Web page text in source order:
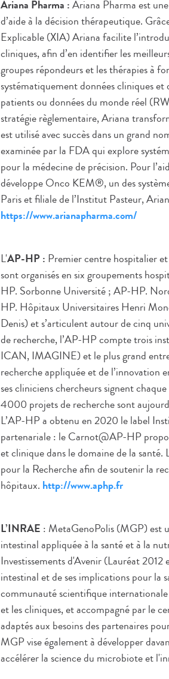
Ariana Pharma :Ariana Pharma est
d’aide à la décision thérapeutique.
Explicable (XIA) Ariana facilite
cliniques, afin d’en identifier les
groupes répondeurs et les thérapies à
systématiquement données cliniques
patients ou données du monde réel
stratégie règlementaire, Ariana
est utilisé avec succès dans un grand
examinée par la FDA qui explore
pour la médecine de précision. Pour
développe Onco KEM®, un des
Paris et filiale de l’Institut Pasteur,
https://www.arianapharma.com/
L'AP-HP : Premier centre hospitalier
sont organisés en six groupements
HP. Sorbonne Université ; AP-HP.
HP. Hôpitaux Universitaires Henri
Denis) et s’articulent autour de cinq
de recherche, l’AP-HP compte trois
ICAN, IMAGINE) et le plus grand
recherche appliquée et de
ses cliniciens chercheurs signent
4000 projets de recherche sont
L’AP-HP a obtenu en 2020 le label
partenariale : le Carnot@AP-HP
et clinique dans le domaine de la
pour la Recherche afin de soutenir la
hôpitaux. http://www.aphp.fr
L’INRAE : MetaGenoPolis (MGP) est
intestinal appliquée à la santé et à la
Investissements d'Avenir (Lauréat
intestinal et de ses implications pour la
communauté scientifique
et les cliniques, et accompagné par le
adaptés aux besoins des partenaires
MGP vise également à développer
accélérer la science du microbiote et